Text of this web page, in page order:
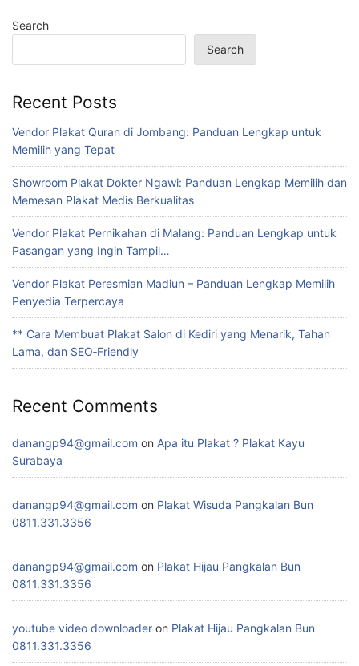
Search
Search
Recent Posts
Vendor Plakat Quran di Jombang: Panduan Lengkap untuk
Memilih yang Tepat
Showroom Plakat Dokter Ngawi: Panduan Lengkap Memilih dan
Memesan Plakat Medis Berkualitas
Vendor Plakat Pernikahan di Malang: Panduan Lengkap untuk
Pasangan yang Ingin Tampil…
Vendor Plakat Peresmian Madiun – Panduan Lengkap Memilih
Penyedia Terpercaya
** Cara Membuat Plakat Salon di Kediri yang Menarik, Tahan
Lama, dan SEO‑Friendly
Recent Comments
danangp94@gmail.com on Apa itu Plakat ? Plakat Kayu
Surabaya
danangp94@gmail.com on Plakat Wisuda Pangkalan Bun
0811.331.3356
danangp94@gmail.com on Plakat Hijau Pangkalan Bun
0811.331.3356
youtube video downloader on Plakat Hijau Pangkalan Bun
0811.331.3356